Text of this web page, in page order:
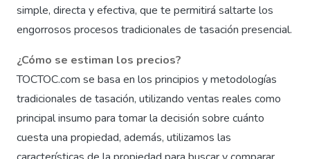
simple, directa y efectiva, que te permitirá saltarte los
engorrosos procesos tradicionales de tasación presencial.
¿Cómo se estiman los precios?
TOCTOC.com se basa en los principios y metodologías
tradicionales de tasación, utilizando ventas reales como
principal insumo para tomar la decisión sobre cuánto
cuesta una propiedad, además, utilizamos las